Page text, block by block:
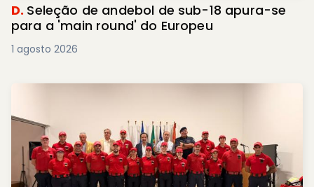
D. Seleção de andebol de sub-18 apura-se
para a 'main round' do Europeu
1 agosto 2026